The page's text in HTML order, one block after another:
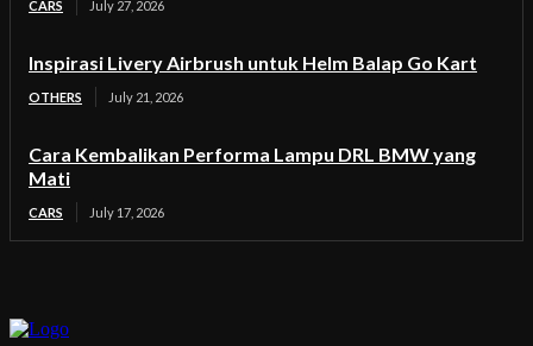
CARS July 27, 2026
Inspirasi Livery Airbrush untuk Helm Balap Go Kart
OTHERS July 21, 2026
Cara Kembalikan Performa Lampu DRL BMW yang
Mati
CARS July 17, 2026